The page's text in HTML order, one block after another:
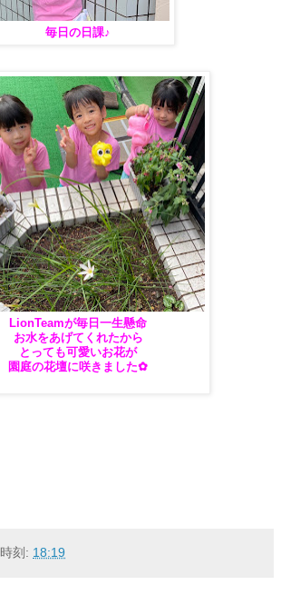
毎日の日課♪
LionTeamが毎日一生懸命
お水をあげてくれたから
とっても可愛いお花が
園庭の花壇に咲きました✿
時刻: 18:19